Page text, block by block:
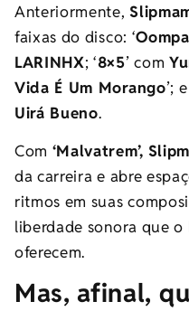
Anteriormente,
faixas do disco: ‘
LARINHX; ‘8×5’ com
Vida É Um Morango’; e
Uirá Bueno.
Com ‘Malvatrem’,
da carreira e abre
ritmos em suas
liberdade sonora que
oferecem.
Mas, afinal,